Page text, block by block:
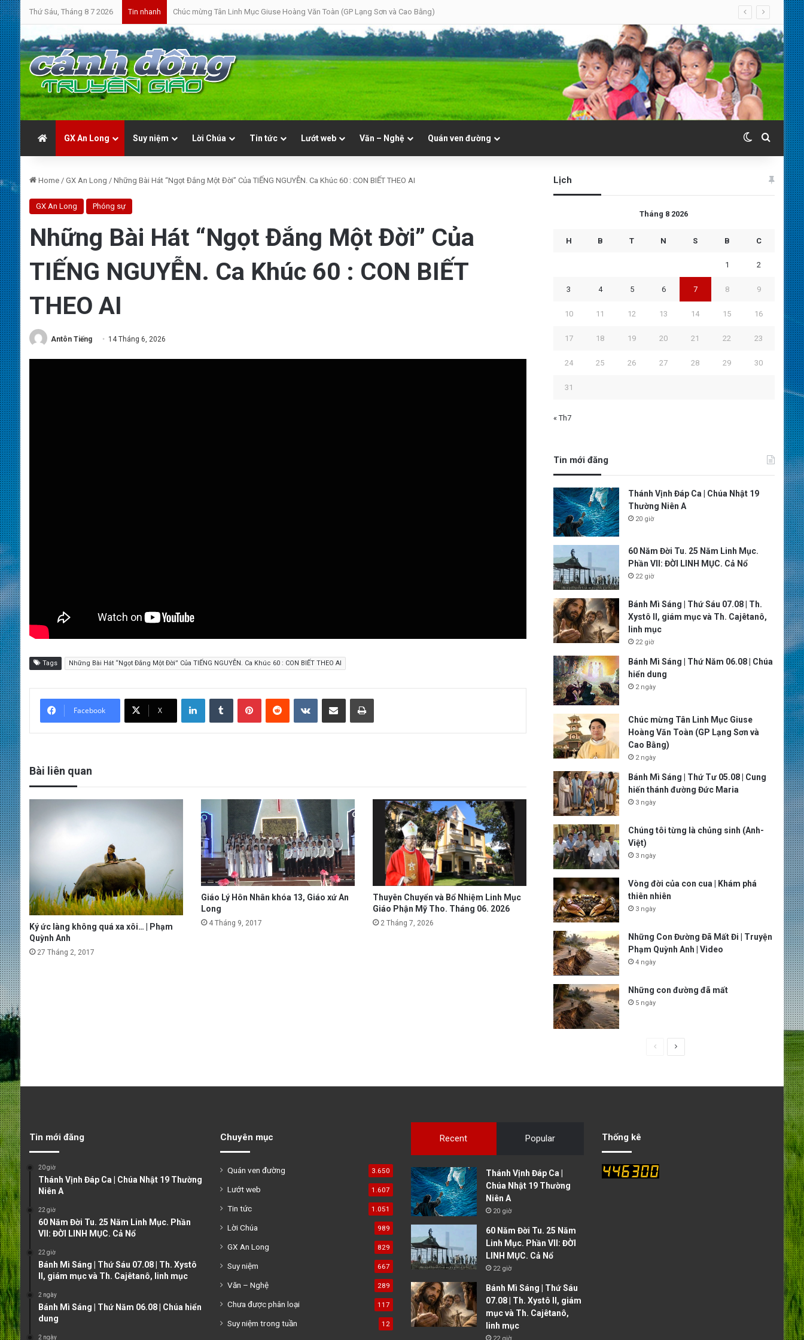
Thứ Sáu, Tháng 8 7 2026 Tin nhanh Chúc mừng Tân Linh Mục Giuse Hoàng Văn Toàn (GP Lạng Sơn và Cao Bằng)
GX An Long Suy niệm Lời Chúa Tin tức Lướt web Văn – Nghệ Quán ven đường Switch skin
Search
Home / GX An Long / Những Bài Hát “Ngọt Đắng Một Đời” Của TIẾNG NGUYỄN. Ca Khúc 60 : CON BIẾT THEO AI
GX An Long Phóng sự
Những Bài Hát “Ngọt Đắng Một Đời” Của
TIẾNG NGUYỄN. Ca Khúc 60 : CON BIẾT
THEO AI
Antôn Tiếng 14 Tháng 6, 2026
Tags Những Bài Hát “Ngọt Đắng Một Đời” Của TIẾNG NGUYỄN. Ca Khúc 60 : CON BIẾT THEO AI
Facebook X
LinkedIn Tumblr Pinterest Reddit VKontakte Share via Email Print
Bài liên quan
Ký ức làng không quá xa xôi… | Phạm
Quỳnh Anh
27 Tháng 2, 2017
Giáo Lý Hôn Nhân khóa 13, Giáo xứ An
Long
4 Tháng 9, 2017
Thuyên Chuyển và Bổ Nhiệm Linh Mục
Giáo Phận Mỹ Tho. Tháng 06. 2026
2 Tháng 7, 2026
Lịch
Tháng 8 2026
H B T N S B C
1 2
3 4 5 6 7 8 9
10 11 12 13 14 15 16
17 18 19 20 21 22 23
24 25 26 27 28 29 30
31
« Th7
Tin mới đăng
Thánh Vịnh Đáp Ca | Chúa Nhật 19
Thường Niên A
20 giờ
60 Năm Đời Tu. 25 Năm Linh Mục.
Phần VII: ĐỜI LINH MỤC. Cả Nổ
22 giờ
Bánh Mì Sáng | Thứ Sáu 07.08 | Th.
Xystô II, giám mục và Th. Cajêtanô,
linh mục
22 giờ
Bánh Mì Sáng | Thứ Năm 06.08 | Chúa
hiển dung
2 ngày
Chúc mừng Tân Linh Mục Giuse
Hoàng Văn Toàn (GP Lạng Sơn và
Cao Bằng)
2 ngày
Bánh Mì Sáng | Thứ Tư 05.08 | Cung
hiến thánh đường Đức Maria
3 ngày
Chúng tôi từng là chủng sinh (Anh-
Việt)
3 ngày
Vòng đời của con cua | Khám phá
thiên nhiên
3 ngày
Những Con Đường Đã Mất Đi | Truyện
Phạm Quỳnh Anh | Video
4 ngày
Những con đường đã mất
5 ngày
s
p
Tin mới đăng
20 giờ
Thánh Vịnh Đáp Ca | Chúa Nhật 19 Thường
Niên A
22 giờ
60 Năm Đời Tu. 25 Năm Linh Mục. Phần
VII: ĐỜI LINH MỤC. Cả Nổ
22 giờ
Bánh Mì Sáng | Thứ Sáu 07.08 | Th. Xystô
II, giám mục và Th. Cajêtanô, linh mục
2 ngày
Bánh Mì Sáng | Thứ Năm 06.08 | Chúa hiển
dung
2 ngày
Chuyên mục
Quán ven đường 3.650
Lướt web 1.607
Tin tức 1.051
Lời Chúa 989
GX An Long 829
Suy niệm 667
Văn – Nghệ 289
Chưa được phân loại 117
Suy niệm trong tuần 12
Recent Popular
Thánh Vịnh Đáp Ca |
Chúa Nhật 19 Thường
Niên A
20 giờ
60 Năm Đời Tu. 25 Năm
Linh Mục. Phần VII: ĐỜI
LINH MỤC. Cả Nổ
22 giờ
Bánh Mì Sáng | Thứ Sáu
07.08 | Th. Xystô II, giám
mục và Th. Cajêtanô,
linh mục
Thống kê